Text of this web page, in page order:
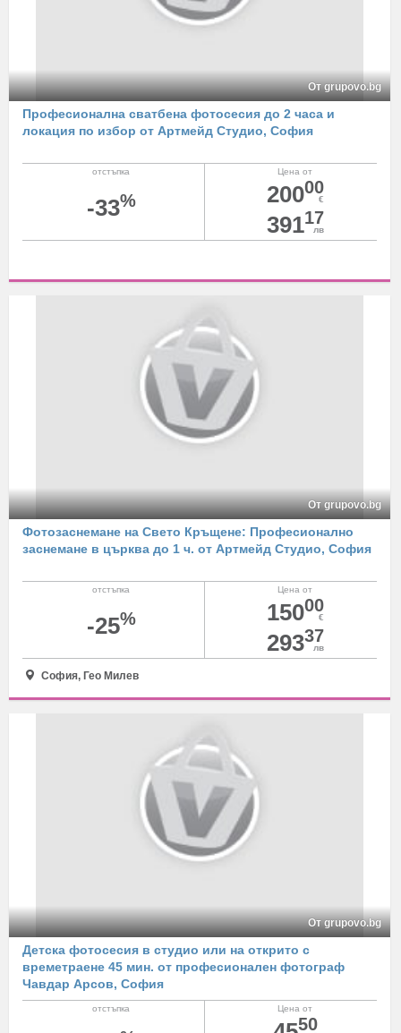
От grupovo.bg
Професионална сватбена фотосесия до 2 часа и
локация по избор от Артмейд Студио, София
Цена от
20000
€
39117
лв
отстъпка
-33%
От grupovo.bg
Фотозаснемане на Свето Кръщене: Професионално
заснемане в църква до 1 ч. от Артмейд Студио, София
Цена от
15000
€
29337
лв
отстъпка
-25%
София, Гео Милев
От grupovo.bg
Детска фотосесия в студио или на открито с
времетраене 45 мин. от професионален фотограф
Чавдар Арсов, София
Цена от
50
отстъпка